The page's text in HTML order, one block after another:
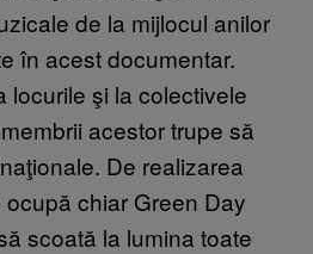
de la mijlocul anilor
în acest documentar.
locurile şi la colectivele
acestor trupe să
De realizarea
chiar Green Day
scoată la lumina toate